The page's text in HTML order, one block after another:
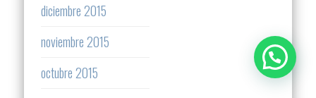
diciembre 2015
noviembre 2015
octubre 2015